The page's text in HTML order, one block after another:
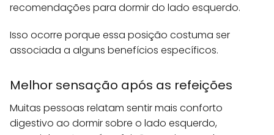
recomendações para dormir do lado esquerdo.
Isso ocorre porque essa posição costuma ser
associada a alguns benefícios específicos.
Melhor sensação após as refeições
Muitas pessoas relatam sentir mais conforto
digestivo ao dormir sobre o lado esquerdo,